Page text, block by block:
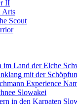
II
Arts
Scout
im Land der Elche
mit der
Experience
Slowakei
in den Karpaten